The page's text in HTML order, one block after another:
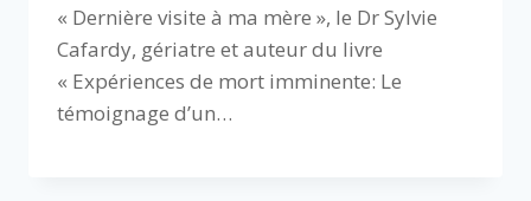
« Dernière visite à ma mère », le Dr Sylvie
Cafardy, gériatre et auteur du livre
« Expériences de mort imminente: Le
témoignage d’un…